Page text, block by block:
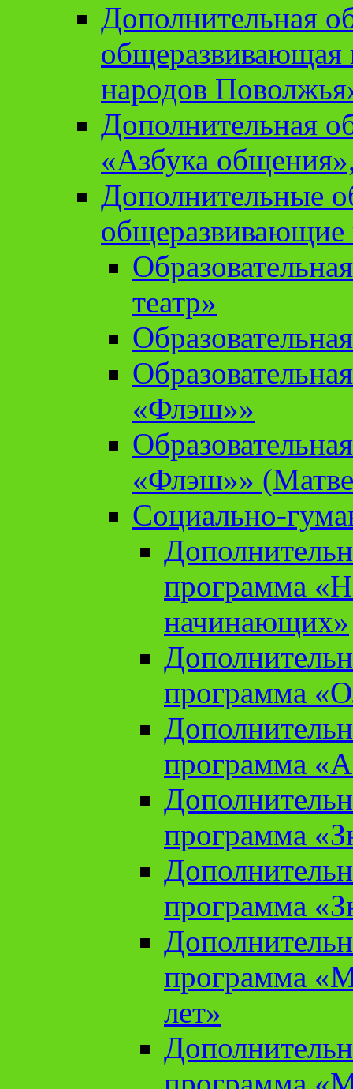
Дополнительная
народов
Дополнительная
«Азбука
Дополнительные
театр»
«Флэш»»
«Флэш»»
Социально-
программа
начинающих»
программа
программа
программа
программа
программа
лет»